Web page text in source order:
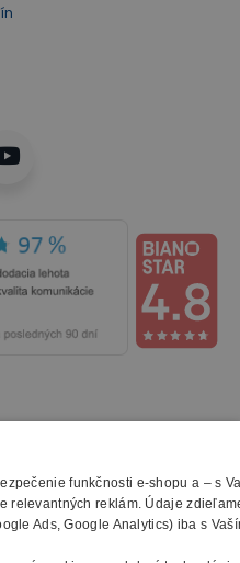
funkčnosti e-shopu a – s
relevantných reklám. Údaje
Ads, Google Analytics) iba s